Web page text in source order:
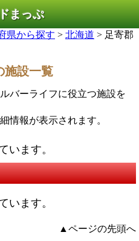
まっぷ
県から探す > 北海道 > 足寄郡
施設一覧
バーライフに役立つ施設を
情報が表示されます。
います。
います。
▲ページの先頭へ